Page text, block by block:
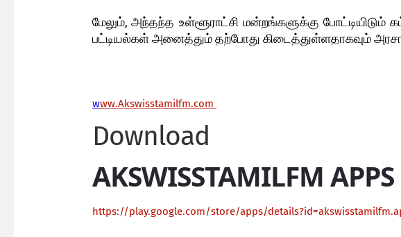
மேலும், அந்தந்த உள்ளூராட்சி மன்றங்களுக்கு போட்டியிடும்
பட்டியல்கள் அனைத்தும் தற்போது கிடைத்துள்ளதாகவும்
www.Akswisstamilfm.com
Download
AKSWISSTAMILFM
https://play.google.com/store/apps/